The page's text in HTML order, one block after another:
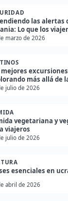
las alertas
Lo que los
marzo de 2026
mejores
más allá de
julio de 2026
vegetariana y
viajeros
julio de 2026
esenciales en
abril de 2026